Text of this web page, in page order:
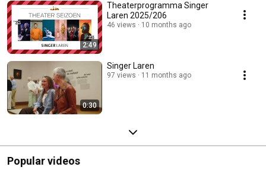
2:49
Theaterprogramma Singer
Laren 2025/206
46 views 10 months ago
0:30
Singer Laren
97 views 11 months ago
Popular videos